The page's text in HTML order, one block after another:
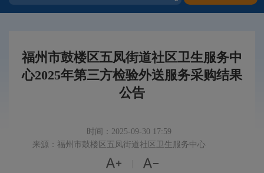
福州市鼓楼区五凤街道社区卫生服务中
心2025年第三方检验外送服务采购结果
公告
时间：2025-09-30 17:59
来源：福州市鼓楼区五凤街道社区卫生服务中心
 